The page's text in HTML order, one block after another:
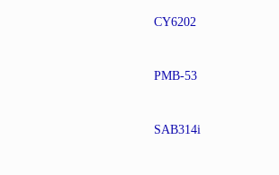
CY6202
PMB-53
SAB314i